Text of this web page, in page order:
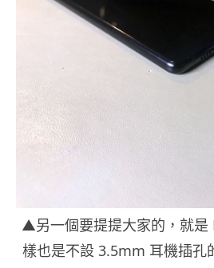
▲另一個要提提大家的，就
樣也是不設 3.5mm 耳機插孔